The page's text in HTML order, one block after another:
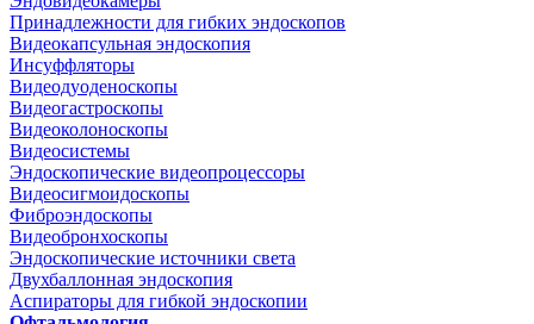
Принадлежности для гибких эндоскопов
Видеокапсульная эндоскопия
Инсуффляторы
Видеодуоденоскопы
Видеогастроскопы
Видеоколоноскопы
Видеосистемы
Эндоскопические видеопроцессоры
Видеосигмоидоскопы
Фиброэндоскопы
Видеобронхоскопы
Эндоскопические источники света
Двухбаллонная эндоскопия
Аспираторы для гибкой эндоскопии